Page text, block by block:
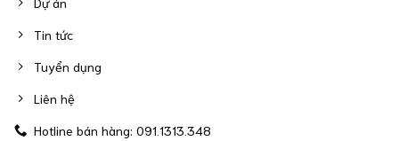
Tin tức
Tuyển dụng
Liên hệ
Hotline bán hàng: 091.1313.348